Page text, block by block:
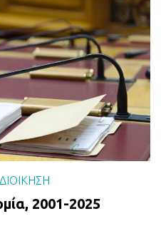
2001-2025